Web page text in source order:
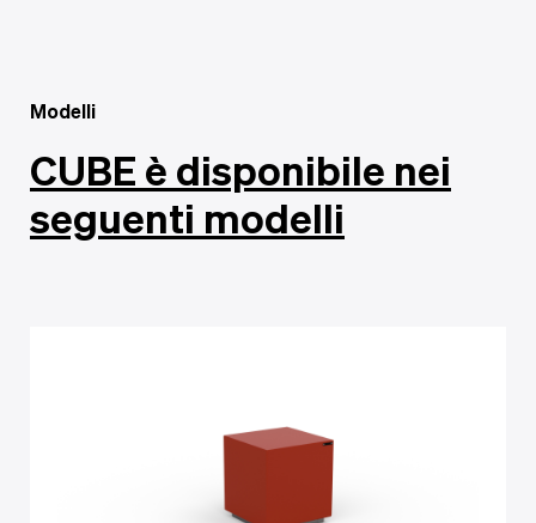
Modelli
CUBE è disponibile nei
seguenti modelli